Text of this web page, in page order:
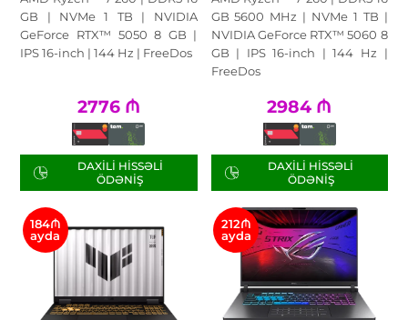
GB | NVMe 1 TB | NVIDIA
GeForce RTX™ 5050 8 GB |
IPS 16-inch | 144 Hz | FreeDos
2776 ₼
DAXILI HISSƏLI
ÖDƏNIŞ
GB 5600 MHz | NVMe 1 TB |
NVIDIA GeForce RTX™ 5060 8
GB | IPS 16-inch | 144 Hz |
FreeDos
2984 ₼
DAXILI HISSƏLI
ÖDƏNIŞ
184₼
ayda
212₼
ayda